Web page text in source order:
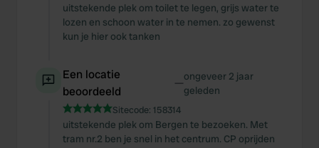
uitstekende plek om toilet te legen, grijs water te
lozen en schoon water in te nemen. zo gewenst
kun je hier ook tanken
Een locatie
beoordeeld
—ongeveer 2 jaar
geleden
Sitecode: 158314
uitstekende plek om Bergen te bezoeken. Met
tram nr.2 ben je snel in het centrum. CP oprijden